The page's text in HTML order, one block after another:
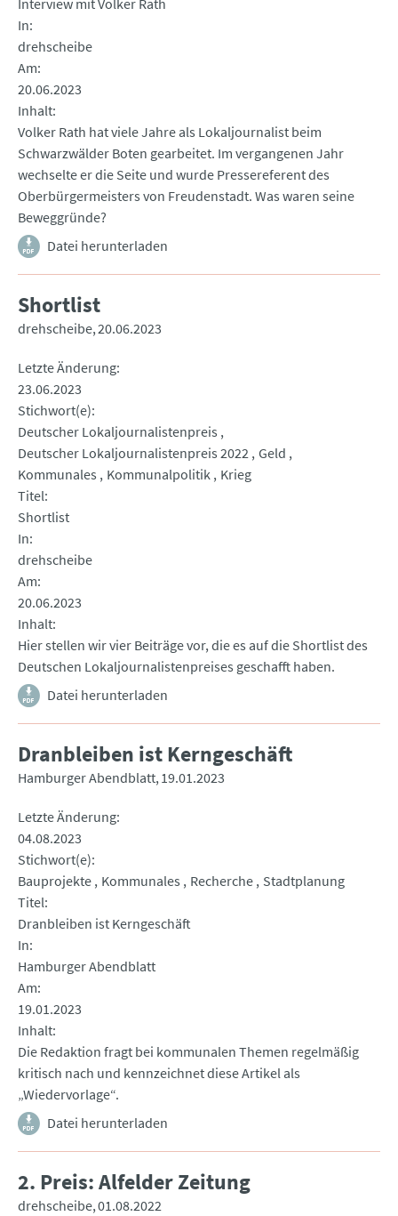
Interview mit Volker Rath
In
drehscheibe
Am
20.06.2023
Inhalt
Volker Rath hat viele Jahre als Lokaljournalist beim
Schwarzwälder Boten gearbeitet. Im vergangenen Jahr
wechselte er die Seite und wurde Pressereferent des
Oberbürgermeisters von Freudenstadt. Was waren seine
Beweggründe?
Datei herunterladen
Shortlist
drehscheibe 20.06.2023
Letzte Änderung
23.06.2023
Stichwort(e)
Deutscher Lokaljournalistenpreis
Deutscher Lokaljournalistenpreis 2022 Geld
Kommunales
Kommunalpolitik Krieg
Titel
Shortlist
In
drehscheibe
Am
20.06.2023
Inhalt
Hier stellen wir vier Beiträge vor, die es auf die Shortlist des
Deutschen Lokaljournalistenpreises geschafft haben.
Datei herunterladen
Dranbleiben ist Kerngeschäft
Hamburger Abendblatt 19.01.2023
Letzte Änderung
04.08.2023
Stichwort(e)
Bauprojekte Kommunales Recherche Stadtplanung
Titel
Dranbleiben ist Kerngeschäft
In
Hamburger Abendblatt
Am
19.01.2023
Inhalt
Die Redaktion fragt bei kommunalen Themen regelmäßig
kritisch nach und kennzeichnet diese Artikel als
„Wiedervorlage“.
Datei herunterladen
2. Preis: Alfelder Zeitung
drehscheibe 01.08.2022